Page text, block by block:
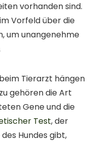
vorhanden sind.
Vorfeld über die
um unangenehme
Tierarzt hängen
gehören die Art
Gene und die
Test, der
Hundes gibt,